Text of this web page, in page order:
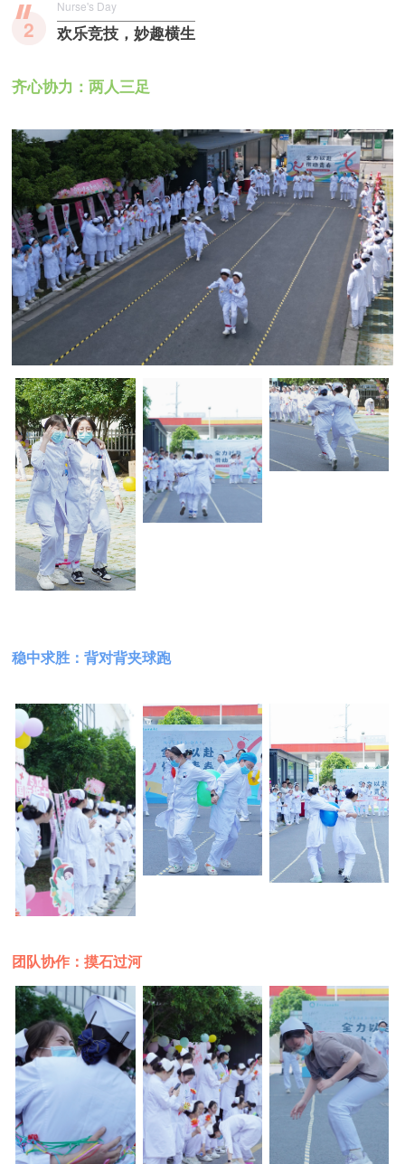
2
Nurse's Day
欢乐竞技，妙趣横生
齐心协力：两人三足
稳中求胜：背对背夹球跑
团队协作：摸石过河